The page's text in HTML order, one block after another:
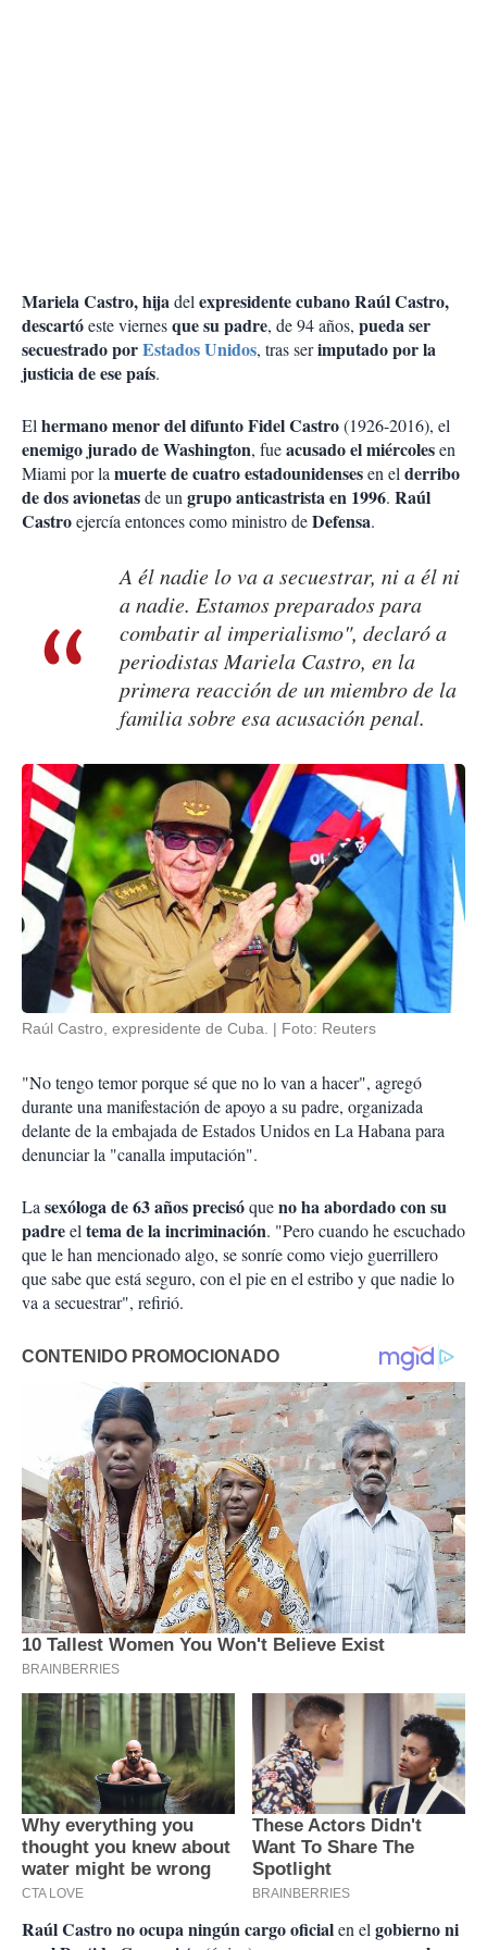
Mariela Castro, hijadelexpresidente cubano Raúl Castro,
descartóeste viernesque su padre, de 94 años, pueda ser
secuestrado porEstados Unidos, tras serimputado por la
justicia de ese país.
Elhermano menor del difunto Fidel Castro(1926-2016), el
enemigo jurado de Washington, fueacusado el miércolesen
Miami por lamuerte de cuatro estadounidensesen elderribo
de dos avionetasde ungrupo anticastrista en 1996. Raúl
Castroejercía entonces como ministro deDefensa.
A él nadie lo va a secuestrar, ni a él ni
a nadie. Estamos preparados para
combatir al imperialismo", declaró a
periodistas Mariela Castro, en la
primera reacción de un miembro de la
familia sobre esa acusación penal.
Raúl Castro, expresidente de Cuba. Foto: Reuters
"No tengo temor porque sé que no lo van a hacer", agregó
durante una manifestación de apoyo a su padre, organizada
delante de la embajada de Estados Unidos en La Habana para
denunciar la "canalla imputación".
Lasexóloga de 63 años precisóqueno ha abordado con su
padreeltema de la incriminación. "Pero cuando he escuchado
que le han mencionado algo, se sonríe como viejo guerrillero
que sabe que está seguro, con el pie en el estribo y que nadie lo
va a secuestrar", refirió.
Raúl Castro no ocupa ningún cargo oficialen elgobierno ni